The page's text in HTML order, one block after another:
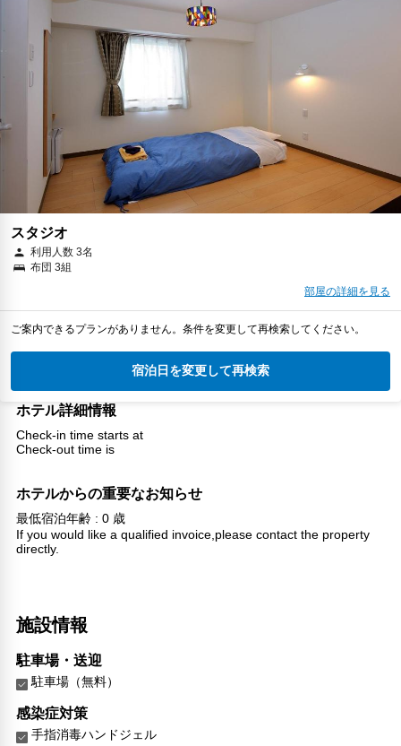
スタジオ
利用人数 3名
布団 3組
部屋の詳細を見る
ご案内できるプランがありません。条件を変更して再検索してください。
宿泊日を変更して再検索
ホテル詳細情報
Check-in time starts at
Check-out time is
ホテルからの重要なお知らせ
最低宿泊年齢 : 0 歳
If you would like a qualified invoice,please contact the property
directly.
施設情報
駐車場・送迎
駐車場（無料）
感染症対策
手指消毒ハンドジェル